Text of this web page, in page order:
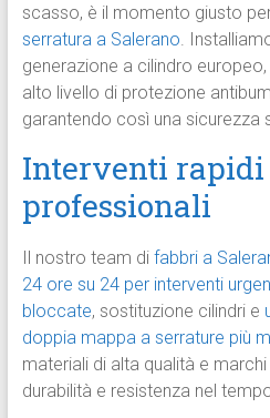
scasso, è il momento giusto
serratura a Salerano.
generazione a cilindro
alto livello di protezione
garantendo così una sicurezza
Interventi rapidi
professionali
Il nostro team di fabbri a
24 ore su 24 per interventi
bloccate, sostituzione cilindri e
doppia mappa a serrature più
materiali di alta qualità e
durabilità e resistenza nel